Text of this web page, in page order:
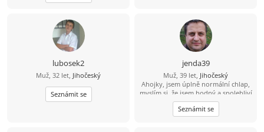
lubosek2
Muž, 32 let, Jihočeský
Seznámit se
jenda39
Muž, 39 let, Jihočeský
Ahojky, jsem úplně normální chlap,
myslím si, že jsem hodný a spolehliví
a že nezkazím žádnou srandu.
Hledám k sobě partnerku na
společnou a pohodovou cestu
Seznámit se